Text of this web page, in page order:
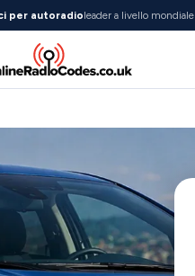
per autoradioleader a livello mondiale